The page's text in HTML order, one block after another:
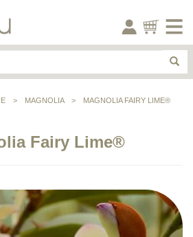
> MAGNOLIA > MAGNOLIA FAIRY LIME®
Fairy Lime®